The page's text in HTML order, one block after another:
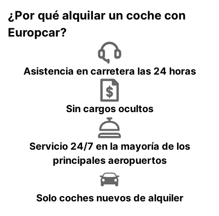
¿Por qué alquilar un coche con
Europcar?
Asistencia en carretera las 24 horas
Sin cargos ocultos
Servicio 24/7 en la mayoría de los
principales aeropuertos
Solo coches nuevos de alquiler